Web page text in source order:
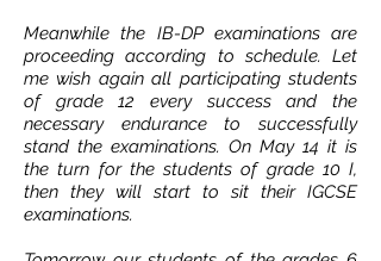
Meanwhile the IB-DP examinations are
proceeding according to schedule. Let
me wish again all participating students
of grade 12 every success and the
necessary endurance to successfully
stand the examinations. On May 14 it is
the turn for the students of grade 10 I,
then they will start to sit their IGCSE
examinations.